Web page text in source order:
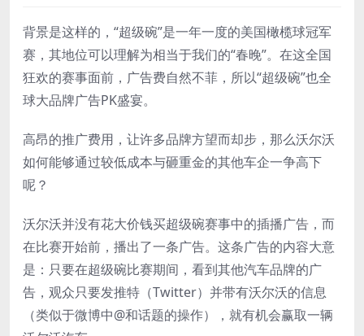
背景是这样的，“超级碗”是一年一度的美国橄榄球冠军
赛，其地位可以理解为相当于我们的“春晚”。在这全国
狂欢的赛事面前，广告费自然不菲，所以“超级碗”也全
球大品牌广告PK盛宴。
高昂的推广费用，让许多品牌方望而却步，那么沃尔沃
如何能够通过较低成本与砸重金的其他车企一争高下
呢？
沃尔沃并没有花大价钱买超级碗赛事中的插播广告，而
在比赛开始前，播出了一条广告。这条广告的内容大意
是：只要在超级碗比赛期间，看到其他汽车品牌的广
告，观众只要发推特（Twitter）并带有沃尔沃的信息
（类似于微博中@和话题的操作），就有机会赢取一辆